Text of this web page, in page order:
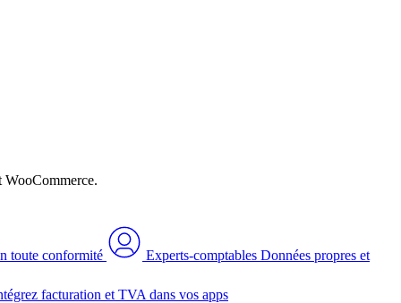
WooCommerce.
toute conformité Experts-comptables Données propres et
facturation et TVA dans vos apps